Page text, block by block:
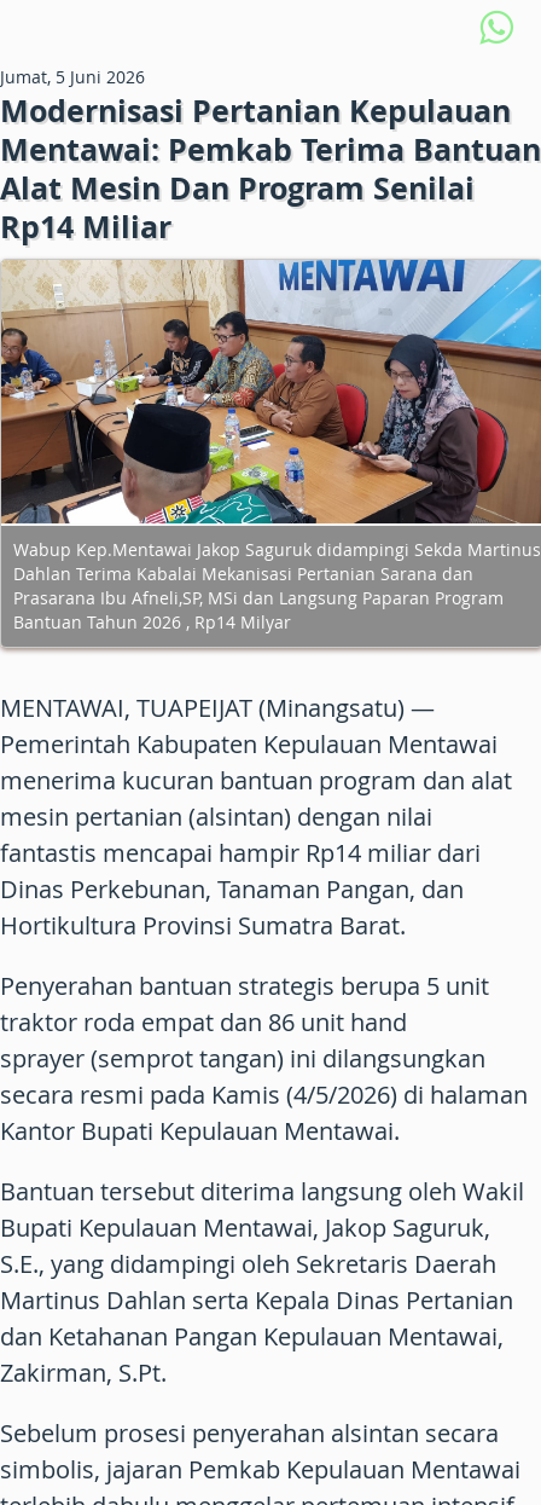
Jumat, 5 Juni 2026
Modernisasi Pertanian Kepulauan
Mentawai: Pemkab Terima Bantuan
Alat Mesin Dan Program Senilai
Rp14 Miliar
Wabup Kep.Mentawai Jakop Saguruk didampingi Sekda Martinus
Dahlan Terima Kabalai Mekanisasi Pertanian Sarana dan
Prasarana Ibu Afneli,SP, MSi dan Langsung Paparan Program
Bantuan Tahun 2026 , Rp14 Milyar
MENTAWAI, TUAPEIJAT (Minangsatu) —
Pemerintah Kabupaten Kepulauan Mentawai
menerima kucuran bantuan program dan alat
mesin pertanian (alsintan) dengan nilai
fantastis mencapai hampir Rp14 miliar dari
Dinas Perkebunan, Tanaman Pangan, dan
Hortikultura Provinsi Sumatra Barat.
Penyerahan bantuan strategis berupa 5 unit
traktor roda empat dan 86 unit hand
sprayer (semprot tangan) ini dilangsungkan
secara resmi pada Kamis (4/5/2026) di halaman
Kantor Bupati Kepulauan Mentawai.
Bantuan tersebut diterima langsung oleh Wakil
Bupati Kepulauan Mentawai, Jakop Saguruk,
S.E., yang didampingi oleh Sekretaris Daerah
Martinus Dahlan serta Kepala Dinas Pertanian
dan Ketahanan Pangan Kepulauan Mentawai,
Zakirman, S.Pt.
Sebelum prosesi penyerahan alsintan secara
simbolis, jajaran Pemkab Kepulauan Mentawai